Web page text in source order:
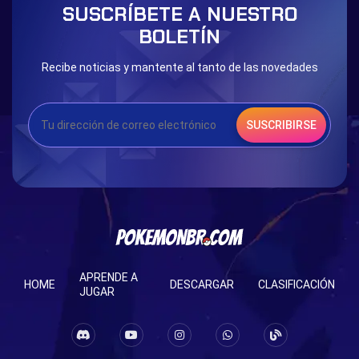
Eternal Dark Quest Door 999
SUSCRÍBETE A NUESTRO
BOLETÍN
Recibe noticias y mantente al tanto de las novedades
SUSCRIBIRSE
HOME
APRENDE A
JUGAR
DESCARGAR CLASIFICACIÓN